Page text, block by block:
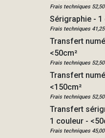
Frais techniques
Sérigraphie -
Frais techniques
Transfert
<50cm²
Frais techniques
Transfert
<150cm²
Frais techniques
Transfert
1 couleur -
Frais techniques